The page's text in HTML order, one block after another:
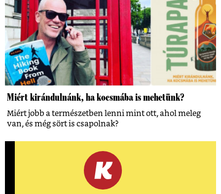
Miért kirándulnánk, ha kocsmába is mehetünk?
Miért jobb a természetben lenni mint ott, ahol meleg
van, és még sört is csapolnak?